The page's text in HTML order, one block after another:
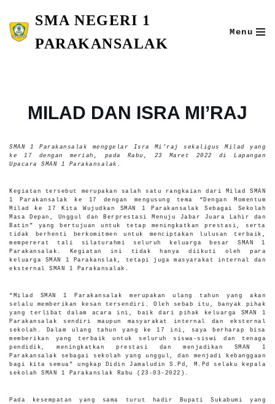
Skip
to
content
SMA NEGERI 1
PARAKANSALAK
Menu
MILAD DAN ISRA MI’RAJ
SMAN 1 Parakansalak menggelar Isra Mi’raj sekaligus Milad yang
ke 17 dengan meriah, pada Rabu, 23 Maret 2022 di Lapangan
Upacara SMAN 1 Parakansalak.
Kegiatan tersebut merupakan salah satu rangkaian dari Milad SMAN
1 Parakansalak ke 17 dengan mengusung tema “Dengan Momentum
Milad ke 17 Kita Wujudkan SMAN 1 Parakansalak Sebagai Sekolah
Masa Depan, Unggul dan Berprestasi Menuju Jabar Juara Lahir dan
Batin” yang bertujuan untuk tetap meningkatkan prestasi, serta
tidak berhenti berkomitmen untuk menciptakan lulusan terbaik,
mempererat tali silaturahmi seluruh keluarga besar SMAN 1
Parakansalak. Kegiatan ini tidak hanya diikuti oleh para
keluarga SMAN 1 Parakanslak, tetapi juga masyarakat internal dan
eksternal SMAN 1 Parakansalak.
“Milad SMAN 1 Parakansalak merupakan ulang tahun yang akan
selalu memberikan kesan tersendiri. Oleh sebab itu, banyak pihak
yang terlibat dalam acara ini, baik dari pihak keluarga SMAN 1
Parakansalak sendiri maupun masyarakat internal dan eksternal
sekolah. Dalam ulang tahun yang ke 17 ini, saya berharap bisa
memberikan yang terbaik untuk seluruh siswa-siswi dan tenaga
pendidik, meningkatkan prestasi dan menjadikan SMAN 1
Parakansalak sebagai sekolah yang unggul, dan menjadi kebanggaan
bagi kita semua” ungkap Didin Jamaludin S.Pd, M.Pd selaku kepala
sekolah SMAN 1 Parakanslak Rabu (23-03-2022).
Pada kesempatan yang sama turut hadir Bupati Sukabumi yang